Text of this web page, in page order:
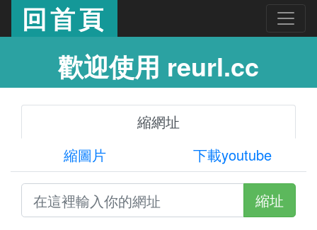
回首頁
歡迎使用 reurl.cc
縮網址
縮圖片
下載youtube
縮址